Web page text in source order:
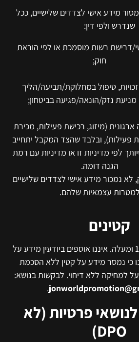
מידע אישי לצדדים שלישיים, ככל
שנדרש ולפי דין:
דרישת רשות מוסמכת או לפי הוראת
חוק;
טיפול במחלוקת/תביעה/הליך
נזק/הונאה/פגיעה בביטחון;
(מיזוג, רכישת פעילות, מכירת
פעילות), ובלבד שהצד המקבל יתחייב
לפי מדיניות זו או מדיניות עם רמת
הגנה דומה.
נמכור מידע אישי לצדדים שלישיים
למטרות עצמאיות שלהם.
קטינים
השירות מיועד לבני 18 ומעלה. איננו אוספים ביודעין מידע על
כי נמסר מידע על קטין ללא הסכמת
למחיקה ללא דיחוי. לבקשות בנושא:
.
פרטיות (לא
DPO)